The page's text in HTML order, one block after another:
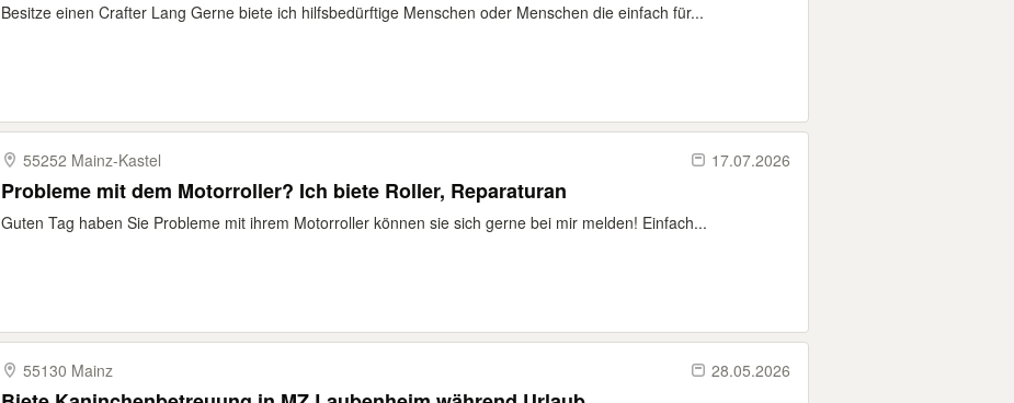
Besitze einen Crafter Lang Gerne biete ich hilfsbedürftige Menschen oder Menschen die einfach für...
55252 Mainz-​Kastel 17.07.2026
Probleme mit dem Motorroller? Ich biete Roller, Reparaturan
Guten Tag haben Sie Probleme mit ihrem Motorroller können sie sich gerne bei mir melden! Einfach...
55130 Mainz 28.05.2026